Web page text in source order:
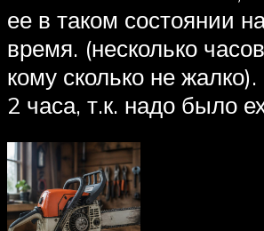
ее в таком состоянии
время. (несколько
кому сколько не
2 часа, т.к. надо было